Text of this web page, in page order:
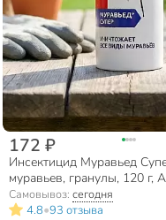
172 ₽
Инсектицид Муравьед
муравьев, гранулы, 120 г,
Самовывоз: сегодня
4.8•93 отзыва